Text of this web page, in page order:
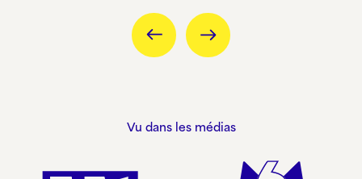
Vu dans les médias